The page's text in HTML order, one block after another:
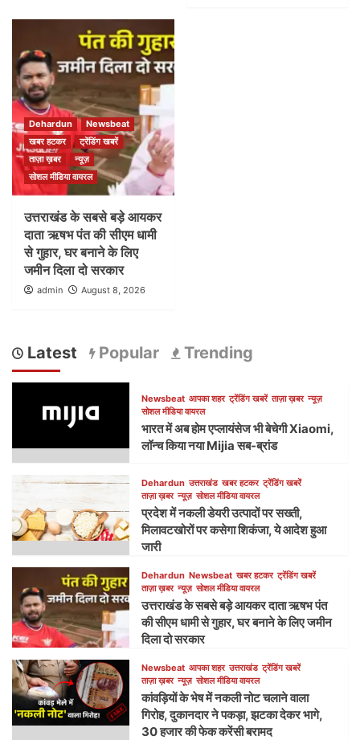
Dehardun
Newsbeat
खबर हटकर
ट्रेंडिंग खबरें
ताज़ा ख़बर
न्यूज़
सोशल मीडिया वायरल
उत्तराखंड के सबसे बड़े आयकर
दाता ऋषभ पंत की सीएम धामी
से गुहार, घर बनाने के लिए
जमीन दिला दो सरकार
admin August 8, 2026
Latest Popular Trending
Newsbeat आपका शहर ट्रेंडिंग खबरें ताज़ा ख़बर न्यूज़
सोशल मीडिया वायरल
भारत में अब होम एप्लायंसेज भी बेचेगी Xiaomi,
लॉन्च किया नया Mijia सब-ब्रांड
Dehardun उत्तराखंड खबर हटकर ट्रेंडिंग खबरें
ताज़ा ख़बर न्यूज़ सोशल मीडिया वायरल
प्रदेश में नकली डेयरी उत्पादों पर सख्ती,
मिलावटखोरों पर कसेगा शिकंजा, ये आदेश हुआ
जारी
Dehardun Newsbeat खबर हटकर ट्रेंडिंग खबरें
ताज़ा ख़बर न्यूज़ सोशल मीडिया वायरल
उत्तराखंड के सबसे बड़े आयकर दाता ऋषभ पंत
की सीएम धामी से गुहार, घर बनाने के लिए जमीन
दिला दो सरकार
Newsbeat आपका शहर उत्तराखंड ट्रेंडिंग खबरें
ताज़ा ख़बर न्यूज़ सोशल मीडिया वायरल
कांवड़ियों के भेष में नकली नोट चलाने वाला
गिरोह, दुकानदार ने पकड़ा, झटका देकर भागे,
30 हजार की फेक करेंसी बरामद